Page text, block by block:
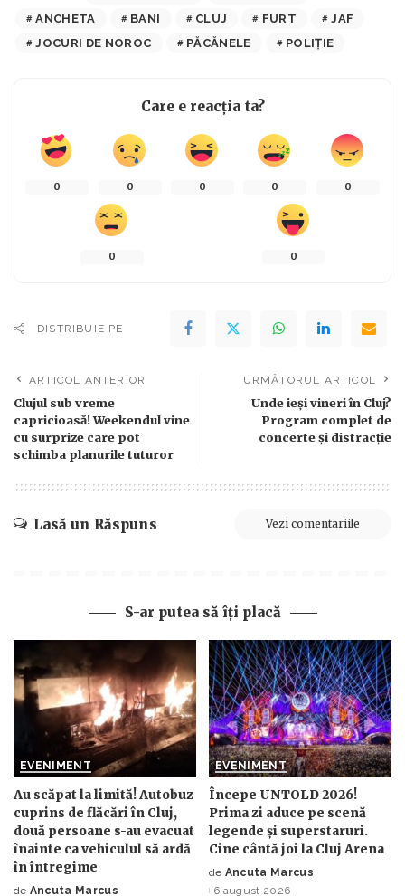
ANCHETA
BANI CLUJ FURT
JAF
JOCURI DE NOROC
PĂCĂNELE POLIȚIE
Care e reacția ta?
0 0 0 0 0
0 0
DISTRIBUIE PE
ARTICOL ANTERIOR
Clujul sub vreme
capricioasă! Weekendul vine
cu surprize care pot
schimba planurile tuturor
URMĂTORUL ARTICOL
Unde ieși vineri în Cluj?
Program complet de
concerte și distracție
Lasă un Răspuns Vezi comentariile
S-ar putea să îți placă
EVENIMENT
Au scăpat la limită! Autobuz
cuprins de flăcări în Cluj,
două persoane s-au evacuat
înainte ca vehiculul să ardă
în întregime
de Ancuta Marcus
EVENIMENT
Începe UNTOLD 2026!
Prima zi aduce pe scenă
legende și superstaruri.
Cine cântă joi la Cluj Arena
Posted
de Ancuta Marcus
6 august 2026